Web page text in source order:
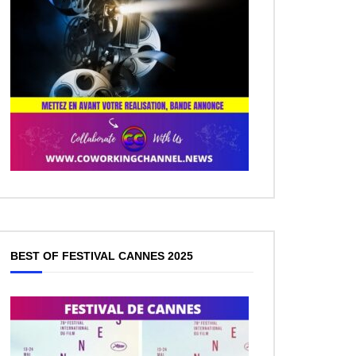
BEST OF FESTIVAL CANNES 2025